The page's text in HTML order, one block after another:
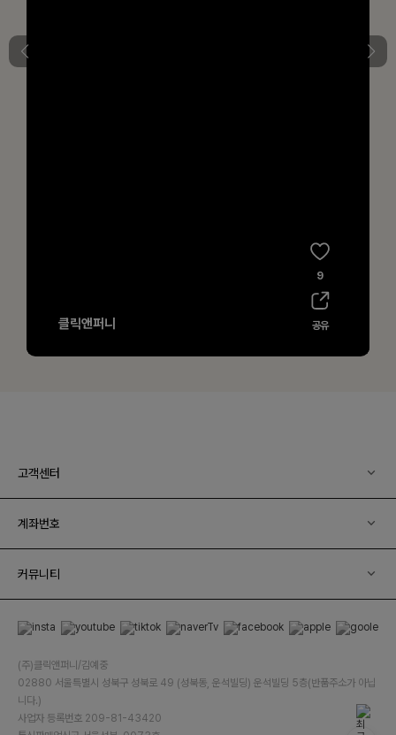
고객센터
계좌번호
커뮤니티
(주)클릭앤퍼니/김예중
02880 서울특별시 성북구 성북로 49 (성북동, 운석빌딩) 운석빌딩 5층(반품주소가 아닙
니다.)
사업자 등록번호 209-81-43420